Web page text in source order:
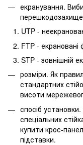
екранування.
UTP -
FTP - екрановані
STP - зовнішній
розміри. Як
стандартних
висоти
спосіб
спеціальних
купити крос-
підставки.